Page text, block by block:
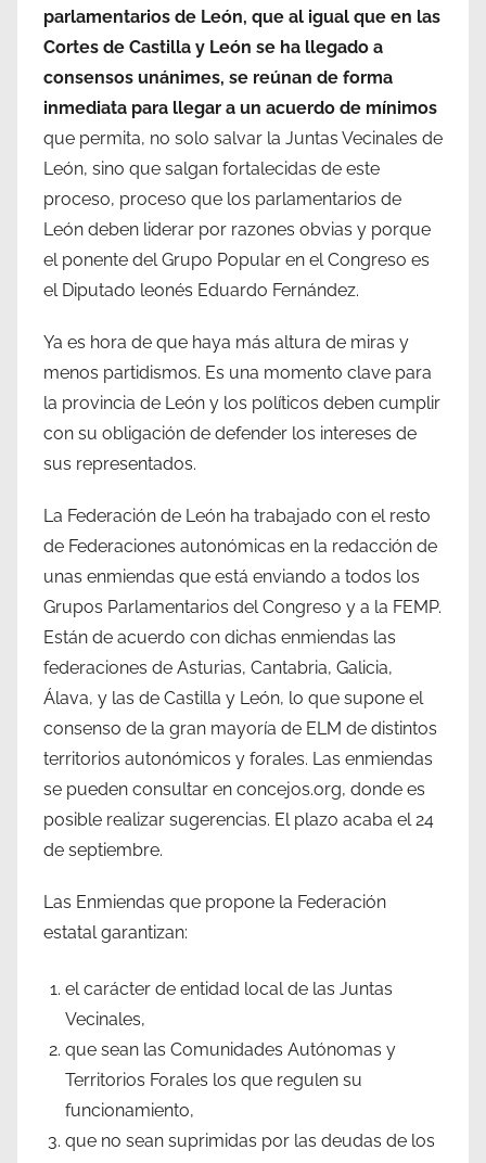
parlamentarios de León, que al igual que en las
Cortes de Castilla y León se ha llegado a
consensos unánimes, se reúnan de forma
inmediata para llegar a un acuerdo de mínimos
que permita, no solo salvar la Juntas Vecinales de
León, sino que salgan fortalecidas de este
proceso, proceso que los parlamentarios de
León deben liderar por razones obvias y porque
el ponente del Grupo Popular en el Congreso es
el Diputado leonés Eduardo Fernández.
Ya es hora de que haya más altura de miras y
menos partidismos. Es una momento clave para
la provincia de León y los políticos deben cumplir
con su obligación de defender los intereses de
sus representados.
La Federación de León ha trabajado con el resto
de Federaciones autonómicas en la redacción de
unas enmiendas que está enviando a todos los
Grupos Parlamentarios del Congreso y a la FEMP.
Están de acuerdo con dichas enmiendas las
federaciones de Asturias, Cantabria, Galicia,
Álava, y las de Castilla y León, lo que supone el
consenso de la gran mayoría de ELM de distintos
territorios autonómicos y forales. Las enmiendas
se pueden consultar en concejos.org, donde es
posible realizar sugerencias. El plazo acaba el 24
de septiembre.
Las Enmiendas que propone la Federación
estatal garantizan:
el carácter de entidad local de las Juntas
Vecinales,
que sean las Comunidades Autónomas y
Territorios Forales los que regulen su
funcionamiento,
que no sean suprimidas por las deudas de los